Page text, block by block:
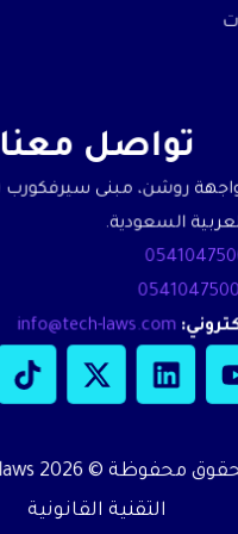
تواصل معنا
السعودية.
0541047500
info@tech-laws.com
X
i
T
o
k
S
c
h
التقنية القانونية